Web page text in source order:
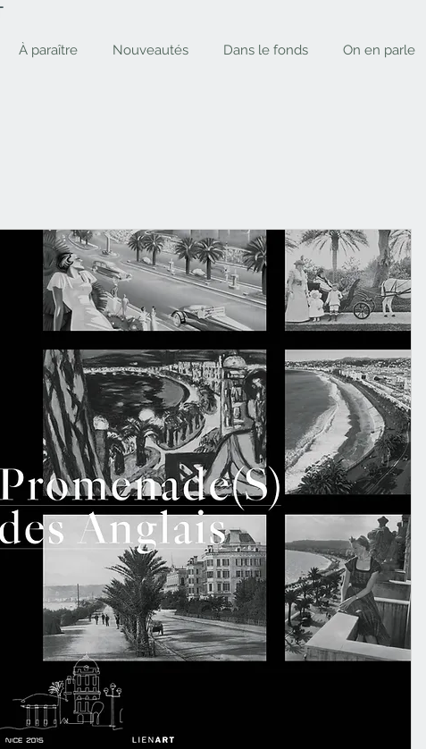
À paraître Nouveautés Dans le fonds On en parle